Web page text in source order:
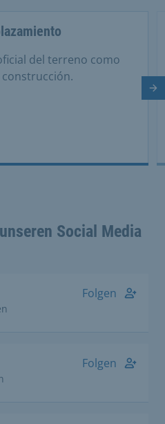
del terreno como
Social Media
Folgen
Folgen